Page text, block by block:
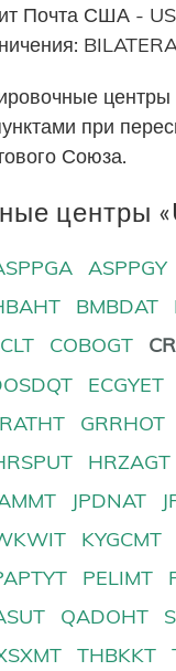
Почта США -
при
Союза.
центры
ASPPGY
BMBDAT
COBOGT
ECGYET
GRRHOT
HRZAGT
JPDNAT
KYGCMT
PELIMT
QADOHT
THBKKT